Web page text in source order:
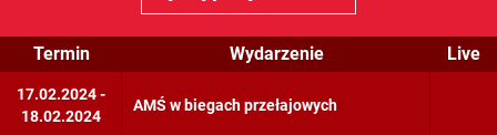
Dyscypliny
Biegi na orientację
Termin Wydarzenie Live
17.02.2024 -
18.02.2024
AMŚ w biegach przełajowych